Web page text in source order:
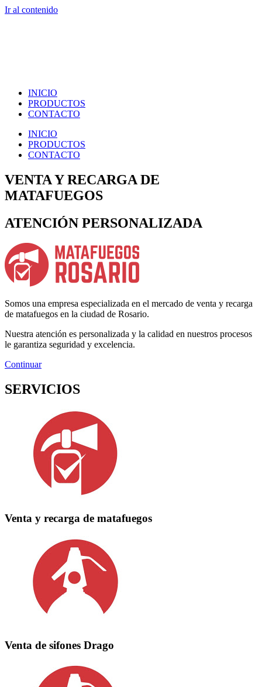
Ir al contenido
INICIO
PRODUCTOS
CONTACTO
INICIO
PRODUCTOS
CONTACTO
VENTA Y RECARGA DE
MATAFUEGOS
ATENCIÓN PERSONALIZADA
Somos una empresa especializada en el mercado de venta y recarga
de matafuegos en la ciudad de Rosario.
Nuestra atención es personalizada y la calidad en nuestros procesos
le garantiza seguridad y excelencia.
Continuar
SERVICIOS
Venta y recarga de matafuegos
Venta de sifones Drago